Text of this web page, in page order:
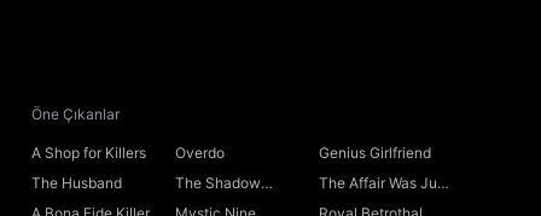
Öne Çıkanlar
A Shop for Killers Overdo
Genius Girlfriend
The Husband
The Shadow
Sovereign
The Affair Was Just
the Beginning